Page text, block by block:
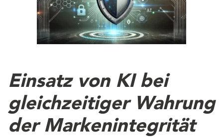
Einsatz von KI bei
gleichzeitiger Wahrung
der Markenintegrität